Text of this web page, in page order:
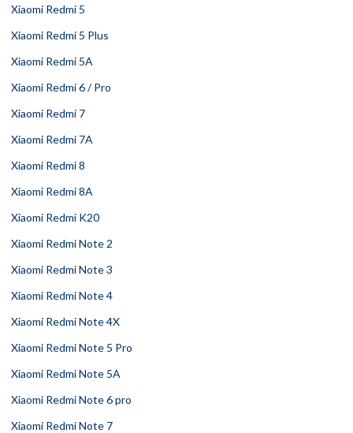
Xiaomi Redmi 5
Xiaomi Redmi 5 Plus
Xiaomi Redmi 5A
Xiaomi Redmi 6 / Pro
Xiaomi Redmi 7
Xiaomi Redmi 7A
Xiaomi Redmi 8
Xiaomi Redmi 8A
Xiaomi Redmi K20
Xiaomi Redmi Note 2
Xiaomi Redmi Note 3
Xiaomi Redmi Note 4
Xiaomi Redmi Note 4X
Xiaomi Redmi Note 5 Pro
Xiaomi Redmi Note 5A
Xiaomi Redmi Note 6 pro
Xiaomi Redmi Note 7